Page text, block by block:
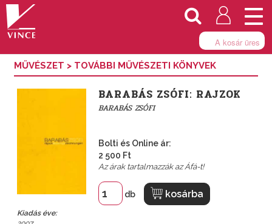
A kosár üres
MŰVÉSZET > TOVÁBBI MŰVÉSZETI KÖNYVEK
Kiadás éve:
BARABÁS ZSÓFI: RAJZOK
BARABÁS ZSÓFI
Bolti és Online ár:
2 500 Ft
Az árak tartalmazzák az Áfá-t!
db kosárba